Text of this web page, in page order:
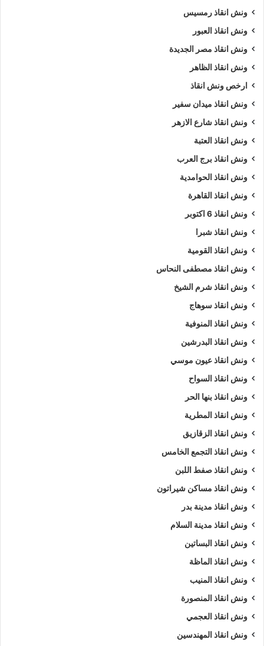
ونش انقاذ رمسيس
ونش انقاذ العبور
ونش انقاذ مصر الجديدة
ونش انقاذ الظاهر
ارخص ونش انقاذ
ونش انقاذ ميدان سفير
ونش انقاذ شارع الازهر
ونش انقاذ العتبة
ونش انقاذ برج العرب
ونش انقاذ الحوامدية
ونش انقاذ القاهرة
ونش انقاذ 6 اكتوبر
ونش انقاذ شبرا
ونش انقاذ القومية
ونش انقاذ مصطفى النحاس
ونش انقاذ شرم الشيخ
ونش انقاذ سوهاج
ونش انقاذ المنوفية
ونش انقاذ البدرشين
ونش انقاذ عيون موسي
ونش انقاذ السواح
ونش انقاذ بنها الحر
ونش انقاذ المطرية
ونش انقاذ الزقازيق
ونش انقاذ التجمع الخامس
ونش انقاذ صفط اللبن
ونش انقاذ مساكن شيراتون
ونش انقاذ مدينة بدر
ونش انقاذ مدينة السلام
ونش انقاذ البساتين
ونش انقاذ الماظة
ونش انقاذ المنيب
ونش انقاذ المنصورة
ونش انقاذ العجمي
ونش انقاذ المهندسين